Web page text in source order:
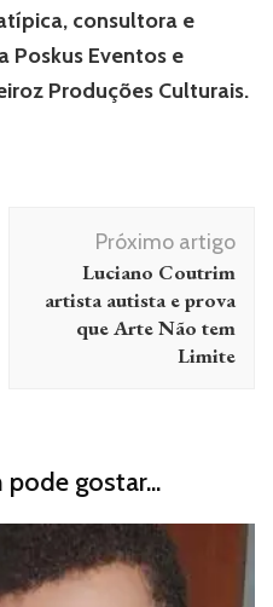
consultora e
Poskus Eventos e
Produções Culturais.
Próximo artigo
Luciano Coutrim
artista autista e prova
que Arte Não tem
Limite
gostar...